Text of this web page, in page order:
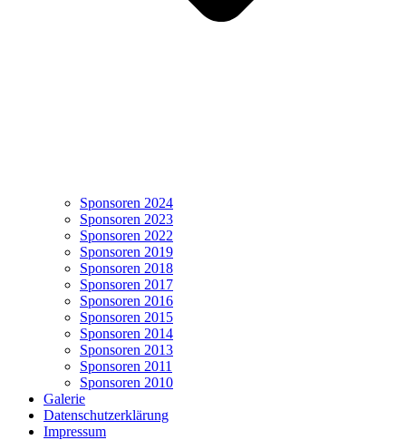
Sponsoren 2024
Sponsoren 2023
Sponsoren 2022
Sponsoren 2019
Sponsoren 2018
Sponsoren 2017
Sponsoren 2016
Sponsoren 2015
Sponsoren 2014
Sponsoren 2013
Sponsoren 2011
Sponsoren 2010
Galerie
Datenschutzerklärung
Impressum